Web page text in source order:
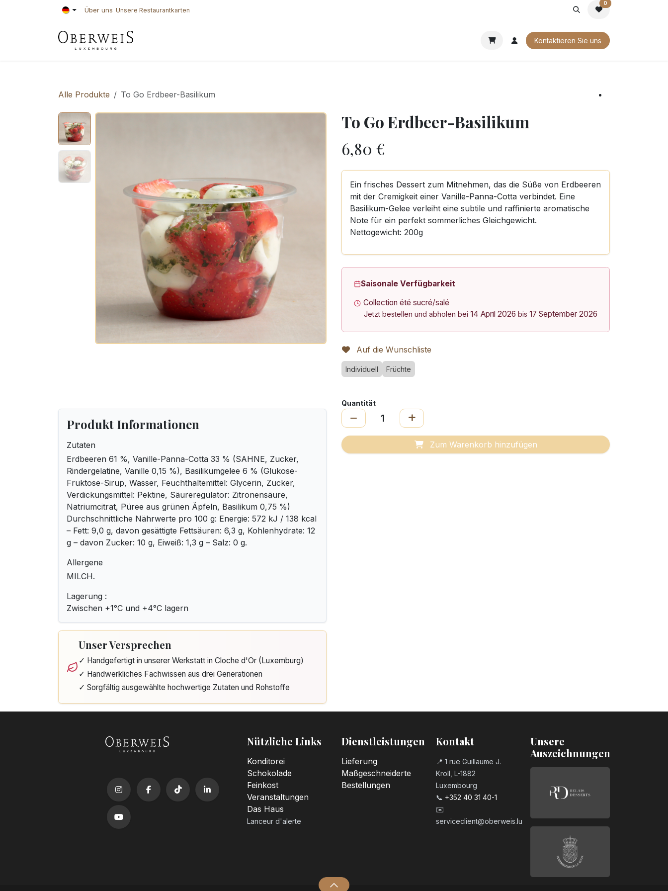
Zum Inhalt springen Über uns Unsere Restaurantkarten
0
FIRMENGESCHENKE UNSERE BROSCHÜREN
Kontaktieren Sie uns
Alle Produkte To Go Erdbeer-Basilikum
To Go Erdbeer-Basilikum
6,80 €
Ein frisches Dessert zum Mitnehmen, das die Süße von Erdbeeren
mit der Cremigkeit einer Vanille-Panna-Cotta verbindet. Eine
Basilikum-Gelee verleiht eine subtile und raffinierte aromatische
Note für ein perfekt sommerliches Gleichgewicht.
Nettogewicht: 200g
Saisonale Verfügbarkeit
Collection été sucré/salé
Jetzt bestellen und abholen bei 14 April 2026 bis 17 September 2026
Auf die Wunschliste
Individuell Früchte
Produkt Informationen
Zutaten
Erdbeeren 61 %, Vanille-Panna-Cotta 33 % (SAHNE, Zucker,
Rindergelatine, Vanille 0,15 %), Basilikumgelee 6 % (Glukose-
Fruktose-Sirup, Wasser, Feuchthaltemittel: Glycerin, Zucker,
Verdickungsmittel: Pektine, Säureregulator: Zitronensäure,
Natriumcitrat, Püree aus grünen Äpfeln, Basilikum 0,75 %)
Durchschnittliche Nährwerte pro 100 g: Energie: 572 kJ / 138 kcal
– Fett: 9,0 g, davon gesättigte Fettsäuren: 6,3 g, Kohlenhydrate: 12
g – davon Zucker: 10 g, Eiweiß: 1,3 g – Salz: 0 g.
Allergene
MILCH.
Lagerung :
Zwischen +1°C und +4°C lagern
Unser Versprechen
✓ Handgefertigt in unserer Werkstatt in Cloche d'Or (Luxemburg)
✓ Handwerkliches Fachwissen aus drei Generationen
✓ Sorgfältig ausgewählte hochwertige Zutaten und Rohstoffe
Quantität
Zum Warenkorb hinzufügen
Nützliche Links
Konditorei
Schokolade
Feinkost
Veranstaltungen
Das Haus
Lanceur d'alerte
Dienstleistungen
Lieferung
Maßgeschneiderte
Bestellungen
Kontakt
📍 1 rue Guillaume J.
Kroll, L-1882
Luxembourg
📞 +352 40 31 40-1
✉️
serviceclient@oberweis.lu
Unsere
Auszeichnungen